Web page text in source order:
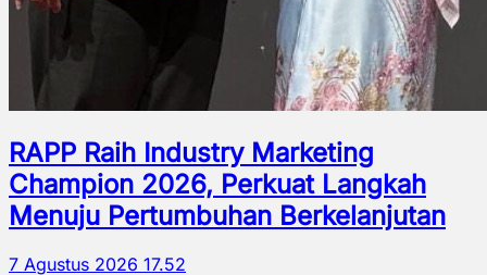
RAPP Raih Industry Marketing
Champion 2026, Perkuat Langkah
Menuju Pertumbuhan Berkelanjutan
7 Agustus 2026 17.52